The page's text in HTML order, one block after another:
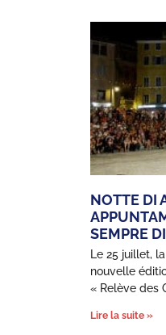
NOTTE DI
SEMPRE
Le 25 juillet,
nouvelle
« Relève des
Lire la suite »